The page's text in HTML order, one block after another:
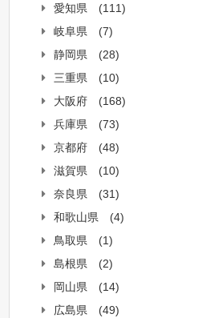
愛知県
(111)
岐阜県
(7)
静岡県
(28)
三重県
(10)
大阪府
(168)
兵庫県
(73)
京都府
(48)
滋賀県
(10)
奈良県
(31)
和歌山県
(4)
鳥取県
(1)
島根県
(2)
岡山県
(14)
広島県
(49)